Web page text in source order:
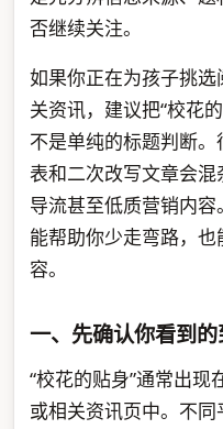
否继续关注。
如果你正在为孩子挑
关资讯，建议把“校花
不是单纯的标题判断
表和二次改写文章会
导流甚至低质营销内容
能帮助你少走弯路，
容。
一、先确认你看到
“校花的贴身”通常出
或相关资讯页中。不